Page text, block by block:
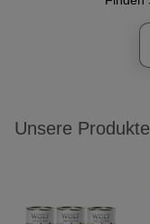
Unsere